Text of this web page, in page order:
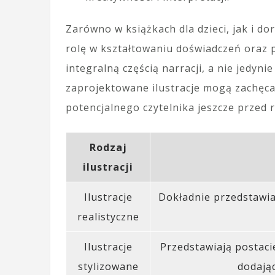
Zarówno w książkach dla dzieci, jak i
rolę w kształtowaniu doświadczeń
integralną częścią narracji, a nie
zaprojektowane ilustracje mogą
potencjalnego czytelnika jeszcze przed
Rodzaj
ilustracji
Ilustracje
realistyczne
Dokładnie
Ilustracje
stylizowane
Przedstawiają